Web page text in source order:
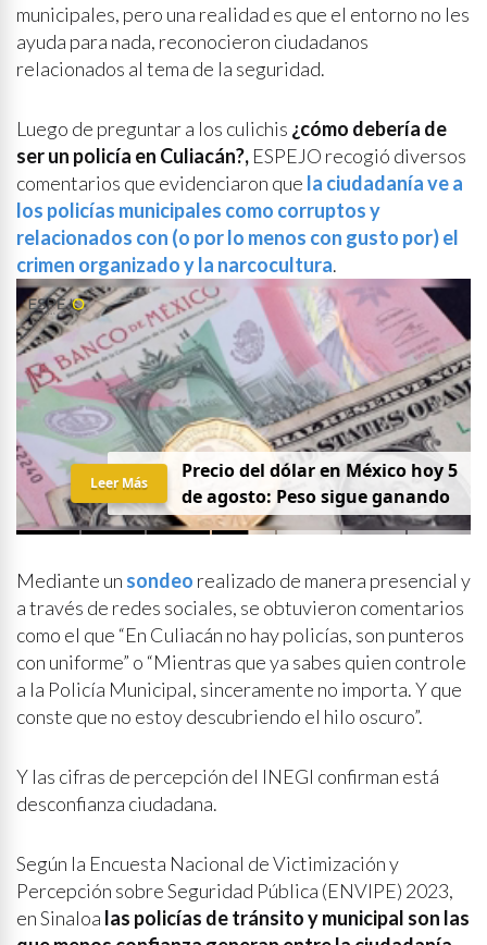
municipales, pero una realidad es que el entorno no les
ayuda para nada, reconocieron ciudadanos
relacionados al tema de la seguridad.
Luego de preguntar a los culichis ¿cómo debería de
ser un policía en Culiacán?, ESPEJO recogió diversos
comentarios que evidenciaron que la ciudadanía ve a
los policías municipales como corruptos y
relacionados con (o por lo menos con gusto por) el
crimen organizado y la narcocultura.
Precio del dólar en México hoy 5
de agosto: Peso sigue ganando
Leer Más
Mediante un sondeo realizado de manera presencial y
a través de redes sociales, se obtuvieron comentarios
como el que “En Culiacán no hay policías, son punteros
con uniforme” o “Mientras que ya sabes quien controle
a la Policía Municipal, sinceramente no importa. Y que
conste que no estoy descubriendo el hilo oscuro”.
Y las cifras de percepción del INEGI confirman está
desconfianza ciudadana.
Según la Encuesta Nacional de Victimización y
Percepción sobre Seguridad Pública (ENVIPE) 2023,
en Sinaloa las policías de tránsito y municipal son las